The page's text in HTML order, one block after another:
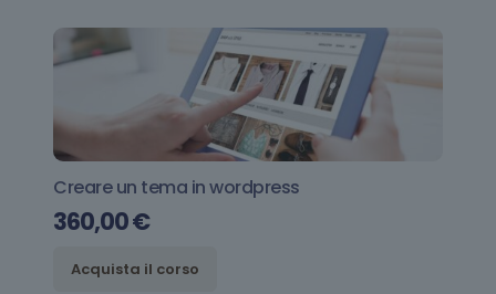
Creare un tema in wordpress
360,00€
Acquista il corso